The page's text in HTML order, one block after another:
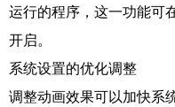
运行的程序，这一功能可
开启。
系统设置的优化调整
调整动画效果可以加快系